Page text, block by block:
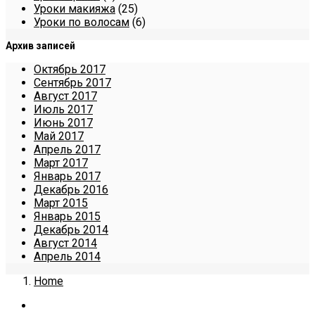
Уроки макияжа (25)
Уроки по волосам (6)
Архив записей
Октябрь 2017
Сентябрь 2017
Август 2017
Июль 2017
Июнь 2017
Май 2017
Апрель 2017
Март 2017
Январь 2017
Декабрь 2016
Март 2015
Январь 2015
Декабрь 2014
Август 2014
Апрель 2014
Home